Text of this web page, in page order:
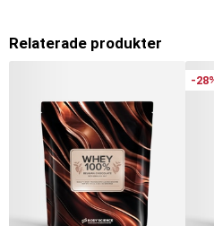
Relaterade produkter
-